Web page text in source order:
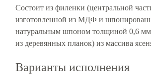
Cостоит из филенки (центральной
изготовленной из МДФ и
натуральным шпоном толщиной 0,6
из деревянных планок) из массива
Варианты исполнения